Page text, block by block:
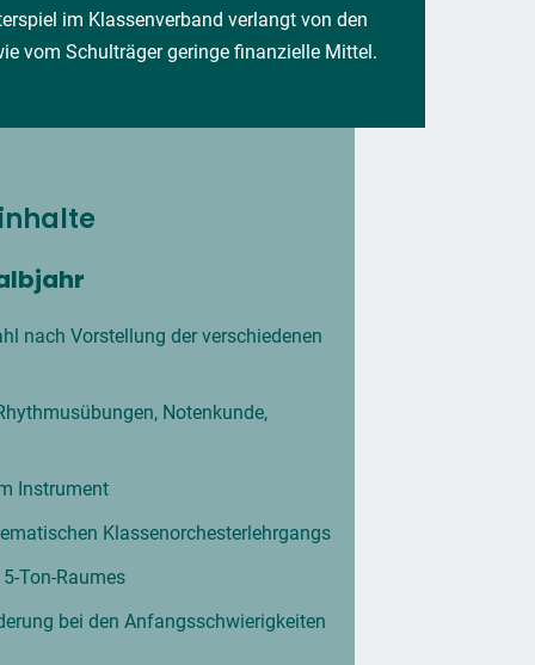
im Klassenverband verlangt von den
vom Schulträger geringe finanzielle Mittel.
nach Vorstellung der verschiedenen
Notenkunde,
Instrument
Klassenorchesterlehrgangs
Ton-Raumes
bei den Anfangsschwierigkeiten